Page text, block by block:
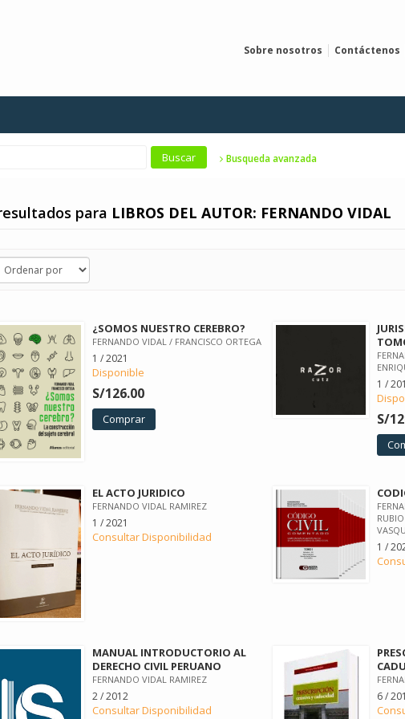
Sobre nosotros Contáctenos
Busqueda avanzada
para LIBROS DEL AUTOR: FERNANDO VIDAL
¿SOMOS NUESTRO CEREBRO?
FERNANDO VIDAL / FRANCISCO ORTEGA
1 / 2021
Disponible
S/126.00
Comprar
1 /
S/
EL ACTO JURIDICO
FERNANDO VIDAL RAMIREZ
1 / 2021
Consultar Disponibilidad
1 /
MANUAL INTRODUCTORIO AL
DERECHO CIVIL PERUANO
FERNANDO VIDAL RAMIREZ
2 / 2012
Consultar Disponibilidad
6 /